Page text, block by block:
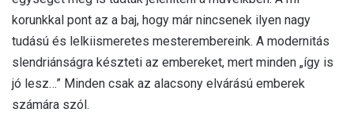
korunkkal pont az a baj, hogy már nincsenek ilyen nagy
tudású és lelkiismeretes mesterembereink. A modernitás
slendriánságra készteti az embereket, mert minden „így is
jó lesz…” Minden csak az alacsony elvárású emberek
számára szól.